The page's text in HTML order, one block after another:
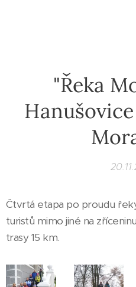
"Řeka
Čtvrtá etapa po proudu
turistů mimo jiné na
trasy 15 km.